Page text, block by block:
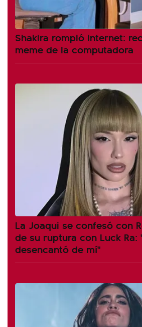
Shakira rompió internet:
meme de la computadora
La Joaqui se confesó con
de su ruptura con Luck Ra:
desencantó de mí"